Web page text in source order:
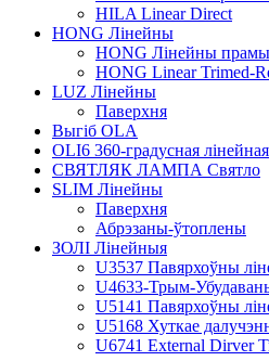
HILA Linear Direct
HONG Лінейны
HONG Лінейны прамы
HONG Linear Trimed-
LUZ Лінейны
Паверхня
Выгіб OLA
OLI6 360-градусная лінейная
СВЯТЛЯК ЛАМПА Святло
SLIM Лінейны
Паверхня
Абрэзаны-ўтоплены
ЗОЛІ Лінейныя
U3537 Павярхоўны
U4633-Трым-
U5141 Павярхоўны
U5168 Хуткае
U6741 External Dirver